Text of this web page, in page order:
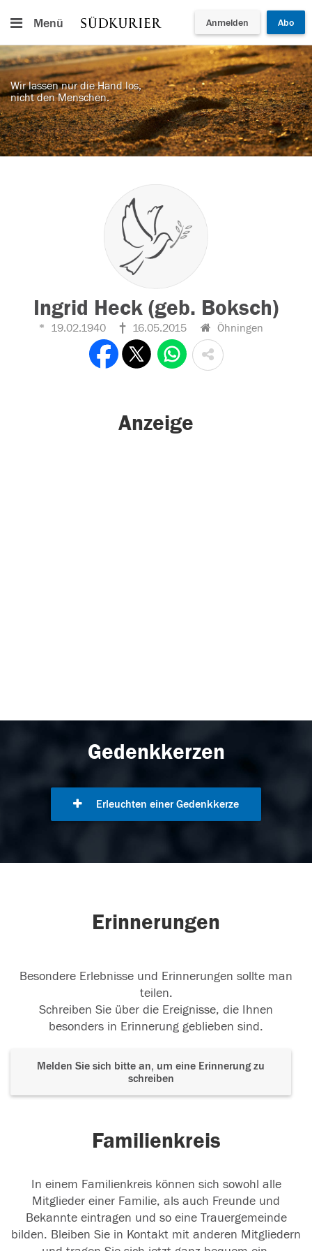
Menü Anmelden Abo
Wir lassen nur die Hand los,
nicht den Menschen.
Ingrid Heck (geb. Boksch)
19.02.1940 16.05.2015 Öhningen
Anzeige
Gedenkkerzen
Erleuchten einer Gedenkkerze
Erinnerungen
Besondere Erlebnisse und Erinnerungen sollte man
teilen.
Schreiben Sie über die Ereignisse, die Ihnen
besonders in Erinnerung geblieben sind.
Melden Sie sich bitte an, um eine Erinnerung zu
schreiben
Familienkreis
In einem Familienkreis können sich sowohl alle
Mitglieder einer Familie, als auch Freunde und
Bekannte eintragen und so eine Trauergemeinde
bilden. Bleiben Sie in Kontakt mit anderen Mitgliedern